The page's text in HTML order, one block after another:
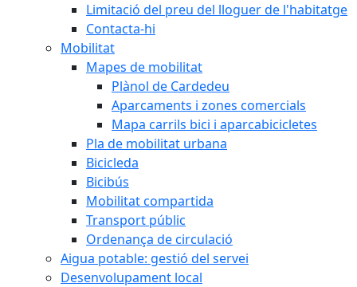
Limitació del preu del lloguer de l'habitatge
Contacta-hi
Mobilitat
Mapes de mobilitat
Plànol de Cardedeu
Aparcaments i zones comercials
Mapa carrils bici i aparcabicicletes
Pla de mobilitat urbana
Bicicleda
Bicibús
Mobilitat compartida
Transport públic
Ordenança de circulació
Aigua potable: gestió del servei
Desenvolupament local